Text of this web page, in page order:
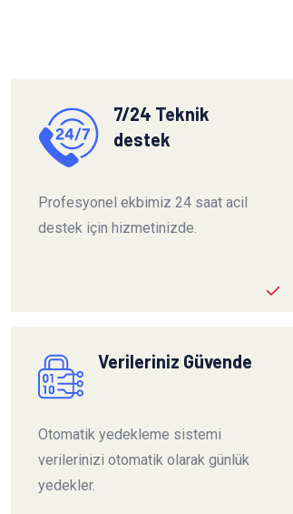
7/24 Teknik
destek
Profesyonel ekbimiz 24 saat acil
destek için hizmetinizde.
Verileriniz Güvende
Otomatik yedekleme sistemi
verilerinizi otomatik olarak günlük
yedekler.